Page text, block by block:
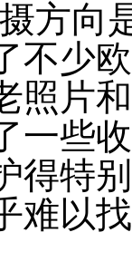
方向
不少
照片
一些
得特
难以